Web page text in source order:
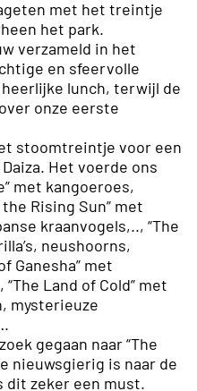
met het treintje
het park.
verzameld in het
en sfeervolle
lunch, terwijl de
onze eerste
stoomtreintje voor een
Het voerde ons
met kangoeroes,
Rising Sun” met
kraanvogels,.., “The
neushoorns,
Ganesha” met
Land of Cold” met
mysterieuze
gegaan naar “The
nieuwsgierig is naar de
dit zeker een must.